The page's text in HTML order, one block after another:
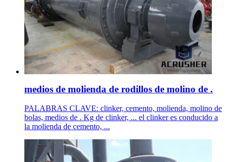
medios de molienda de rodillos de molino de .
PALABRAS CLAVE: clinker, cemento, molienda, molino de
bolas, medios de . Kg de clinker, ... el clinker es conducido a
la molienda de cemento, ...